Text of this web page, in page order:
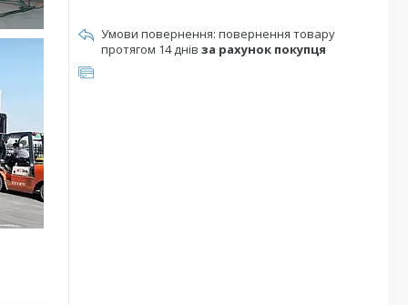
повернення товару
протягом 14 днів за рахунок покупця